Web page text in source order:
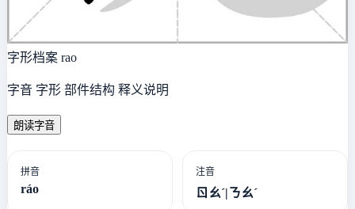
字形档案 rao
字音 字形 部件结构 释义说明
朗读字音
拼音
ráo
注音
ㄖㄠˊ|ㄋㄠˊ